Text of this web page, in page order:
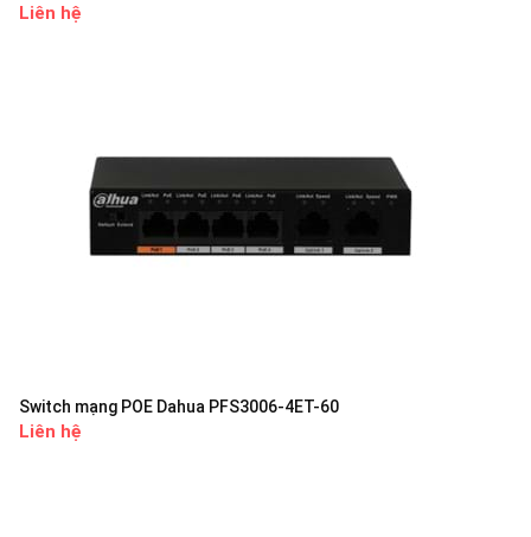
Liên hệ
Switch mạng POE Dahua PFS3006-4ET-60
Liên hệ